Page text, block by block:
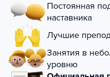
Постоянная
наставника
Лучшие
Занятия в
уровню